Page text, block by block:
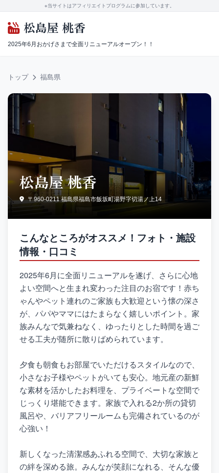
※当サイトはアフィリエイトプログラムに参加しています。
松島屋 桃香
2025年6月おかげさまで全面リニューアルオープン！！
トップ 福島県
松島屋 桃香
〒960-0211 福島県福島市飯坂町湯野字切湯ノ上14
こんなところがオススメ！フォト・施設
情報・口コミ
2025年6月に全面リニューアルを遂げ、さらに心地
よい空間へと生まれ変わった注目のお宿です！赤ち
ゃんやペット連れのご家族も大歓迎という懐の深さ
が、パパやママにはたまらなく嬉しいポイント。家
族みんなで気兼ねなく、ゆったりとした時間を過ご
せる工夫が随所に散りばめられています。
夕食も朝食もお部屋でいただけるスタイルなので、
小さなお子様やペットがいても安心。地元産の新鮮
な素材を活かしたお料理を、プライベートな空間で
じっくり堪能できます。家族で入れる2か所の貸切
風呂や、バリアフリールームも完備されているのが
心強い！
新しくなった清潔感あふれる空間で、大切な家族と
の絆を深める旅。みんなが笑顔になれる、そんな優